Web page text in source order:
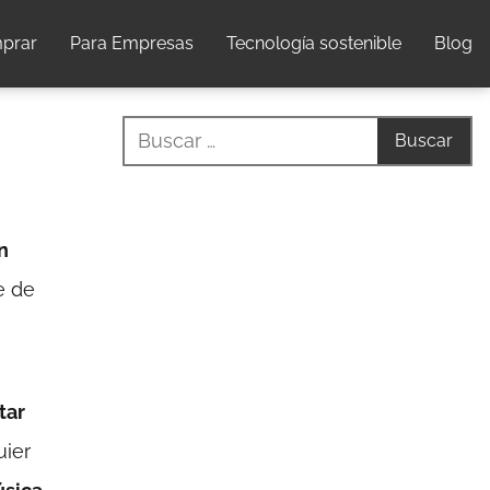
Para Empresas Tecnología sostenible Blog
de